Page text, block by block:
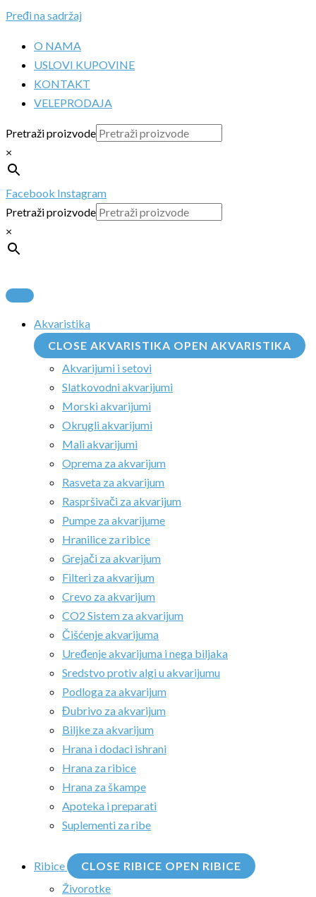
Pređi na sadržaj
O NAMA
USLOVI KUPOVINE
KONTAKT
VELEPRODAJA
Pretraži proizvode
×
Facebook Instagram
Pretraži proizvode
×
Akvaristika
CLOSE AKVARISTIKA OPEN AKVARISTIKA
Akvarijumi i setovi
Slatkovodni akvarijumi
Morski akvarijumi
Okrugli akvarijumi
Mali akvarijumi
Oprema za akvarijum
Rasveta za akvarijum
Raspršivači za akvarijum
Pumpe za akvarijume
Hranilice za ribice
Grejači za akvarijum
Filteri za akvarijum
Crevo za akvarijum
CO2 Sistem za akvarijum
Čišćenje akvarijuma
Uređenje akvarijuma i nega biljaka
Sredstvo protiv algi u akvarijumu
Podloga za akvarijum
Đubrivo za akvarijum
Biljke za akvarijum
Hrana i dodaci ishrani
Hrana za ribice
Hrana za škampe
Apoteka i preparati
Suplementi za ribe
Ribice CLOSE RIBICE OPEN RIBICE
Živorotke